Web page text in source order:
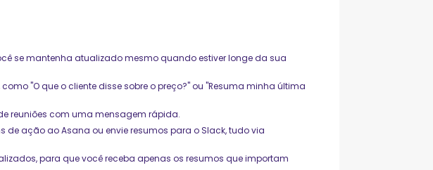
se mantenha atualizado mesmo quando estiver longe da sua
"O que o cliente disse sobre o preço?" ou "Resuma minha última
reuniões com uma mensagem rápida.
ação ao Asana ou envie resumos para o Slack, tudo via
para que você receba apenas os resumos que importam